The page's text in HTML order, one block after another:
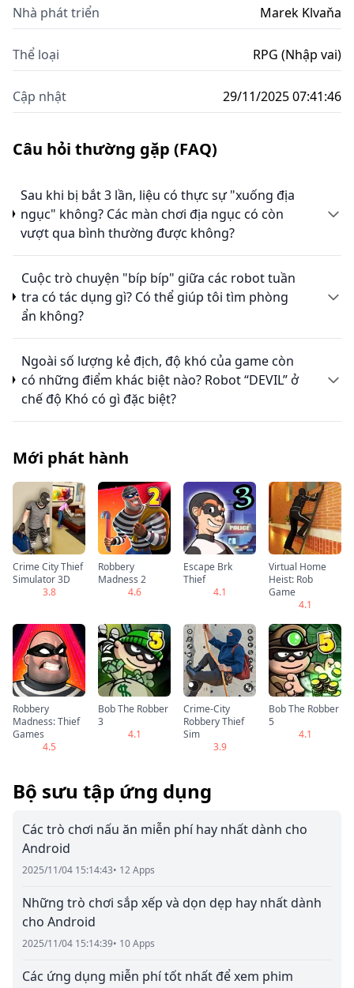
Nhà phát triển Marek Klvaňa
Thể loại RPG (Nhập vai)
Cập nhật 29/11/2025 07:41:46
Câu hỏi thường gặp (FAQ)
Sau khi bị bắt 3 lần, liệu có thực sự "xuống địa
ngục" không? Các màn chơi địa ngục có còn
vượt qua bình thường được không?
Cuộc trò chuyện "bíp bíp" giữa các robot tuần
tra có tác dụng gì? Có thể giúp tôi tìm phòng
ẩn không?
Ngoài số lượng kẻ địch, độ khó của game còn
có những điểm khác biệt nào? Robot “DEVIL” ở
chế độ Khó có gì đặc biệt?
Mới phát hành
Crime City Thief
Simulator 3D
3.8
Robbery
Madness 2
4.6
Escape Brk
Thief
4.1
Virtual Home
Heist: Rob
Game
4.1
Robbery
Madness: Thief
Games
4.5
Bob The Robber
3
4.1
Crime-City
Robbery Thief
Sim
3.9
Bob The Robber
5
4.1
Bộ sưu tập ứng dụng
Các trò chơi nấu ăn miễn phí hay nhất dành cho
Android
2025/11/04 15:14:43• 12 Apps
Những trò chơi sắp xếp và dọn dẹp hay nhất dành
cho Android
2025/11/04 15:14:39• 10 Apps
Các ứng dụng miễn phí tốt nhất để xem phim